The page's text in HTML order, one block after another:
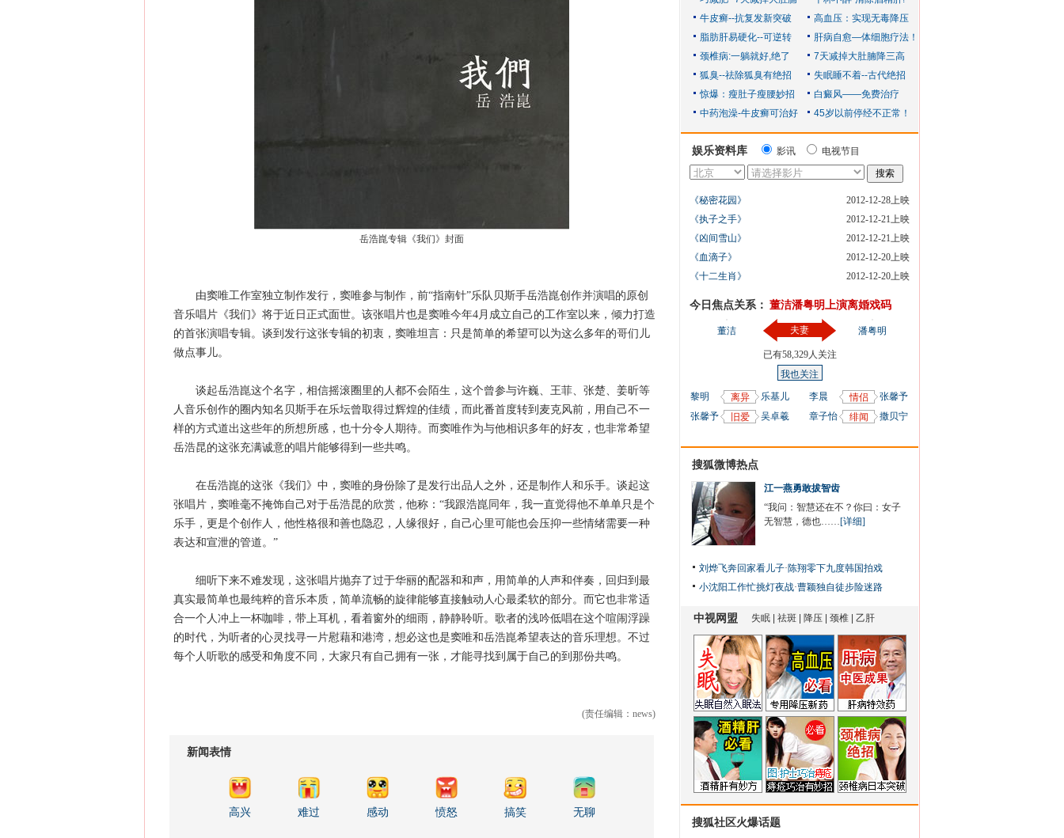
岳浩崑专辑《我们》封面
由窦唯工作室独立制作发行，窦唯参与制作，前“指南针”乐队贝斯手岳浩崑创作并演唱的原创
音乐唱片《我们》将于近日正式面世。该张唱片也是窦唯今年4月成立自己的工作室以来，倾力打造
的首张演唱专辑。谈到发行这张专辑的初衷，窦唯坦言：只是简单的希望可以为这么多年的哥们儿
做点事儿。
谈起岳浩崑这个名字，相信摇滚圈里的人都不会陌生，这个曾参与许巍、王菲、张楚、姜昕等
人音乐创作的圈内知名贝斯手在乐坛曾取得过辉煌的佳绩，而此番首度转到麦克风前，用自己不一
样的方式道出这些年的所想所感，也十分令人期待。而窦唯作为与他相识多年的好友，也非常希望
岳浩昆的这张充满诚意的唱片能够得到一些共鸣。
在岳浩崑的这张《我们》中，窦唯的身份除了是发行出品人之外，还是制作人和乐手。谈起这
张唱片，窦唯毫不掩饰自己对于岳浩昆的欣赏，他称：“我跟浩崑同年，我一直觉得他不单单只是个
乐手，更是个创作人，他性格很和善也隐忍，人缘很好，自己心里可能也会压抑一些情绪需要一种
表达和宣泄的管道。”
细听下来不难发现，这张唱片抛弃了过于华丽的配器和和声，用简单的人声和伴奏，回归到最
真实最简单也最纯粹的音乐本质，简单流畅的旋律能够直接触动人心最柔软的部分。而它也非常适
合一个人冲上一杯咖啡，带上耳机，看着窗外的细雨，静静聆听。歌者的浅吟低唱在这个喧闹浮躁
的时代，为听者的心灵找寻一片慰藉和港湾，想必这也是窦唯和岳浩崑希望表达的音乐理想。不过
每个人听歌的感受和角度不同，大家只有自己拥有一张，才能寻找到属于自己的到那份共鸣。
(责任编辑：news)
新闻表情
高兴 难过 感动 愤怒 搞笑 无聊
娱乐资料库 影讯 电视节目
《秘密花园》
2012-12-28上映
《执子之手》
2012-12-21上映
《凶间雪山》
2012-12-21上映
《血滴子》
2012-12-20上映
《十二生肖》
2012-12-20上映
今日焦点关系： 董洁潘粤明上演离婚戏码
董洁 夫妻
已有58,329人关注
我也关注
潘粤明
黎明 离异
乐基儿
张馨予
旧爱 吴卓羲
李晨 情侣
张馨予
章子怡
绯闻 撒贝宁
搜狐微博热点
江一燕勇敢拔智齿
“我问：智慧还在不？你曰：女子
无智慧，德也……[详细]
刘烨飞奔回家看儿子·陈翔零下九度韩国拍戏
小沈阳工作忙挑灯夜战·曹颖独自徒步险迷路
搜狐社区火爆话题